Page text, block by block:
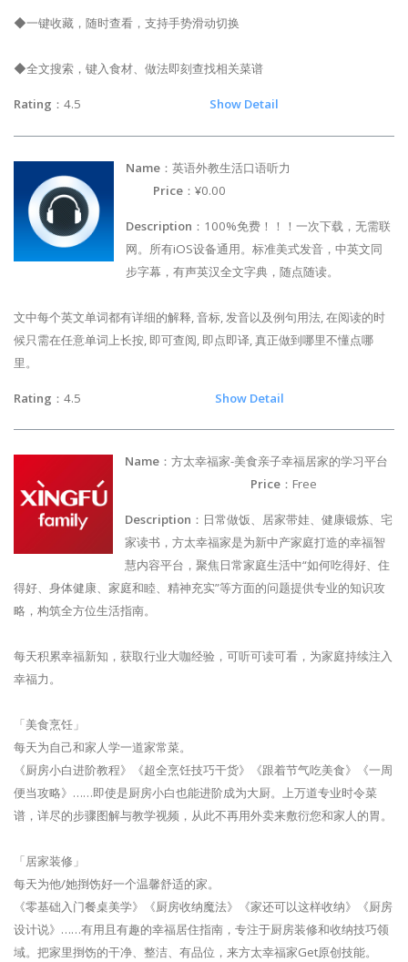
◆一键收藏，随时查看，支持手势滑动切换
◆全文搜索，键入食材、做法即刻查找相关菜谱
Rating ：4.5 Show Detail
Name ：英语外教生活口语听力
Price ：¥0.00
Description ：100%免费！！！一次下载，无需联
网。所有iOS设备通用。标准美式发音，中英文同
步字幕，有声英汉全文字典，随点随读。
文中每个英文单词都有详细的解释, 音标, 发音以及例句用法, 在阅读的时
候只需在任意单词上长按, 即可查阅, 即点即译, 真正做到哪里不懂点哪
里。
Rating ：4.5 Show Detail
Name ：方太幸福家-美食亲子幸福居家的学习平台
Price ：Free
Description ：日常做饭、居家带娃、健康锻炼、宅
家读书，方太幸福家是为新中产家庭打造的幸福智
慧内容平台，聚焦日常家庭生活中“如何吃得好、住
得好、身体健康、家庭和睦、精神充实”等方面的问题提供专业的知识攻
略，构筑全方位生活指南。
每天积累幸福新知，获取行业大咖经验，可听可读可看，为家庭持续注入
幸福力。
「美食烹饪」
每天为自己和家人学一道家常菜。
《厨房小白进阶教程》《超全烹饪技巧干货》《跟着节气吃美食》《一周
便当攻略》……即使是厨房小白也能进阶成为大厨。上万道专业时令菜
谱，详尽的步骤图解与教学视频，从此不再用外卖来敷衍您和家人的胃。
「居家装修」
每天为他/她捯饬好一个温馨舒适的家。
《零基础入门餐桌美学》《厨房收纳魔法》《家还可以这样收纳》《厨房
设计说》……有用且有趣的幸福居住指南，专注于厨房装修和收纳技巧领
域。把家里捯饬的干净、整洁、有品位，来方太幸福家Get原创技能。